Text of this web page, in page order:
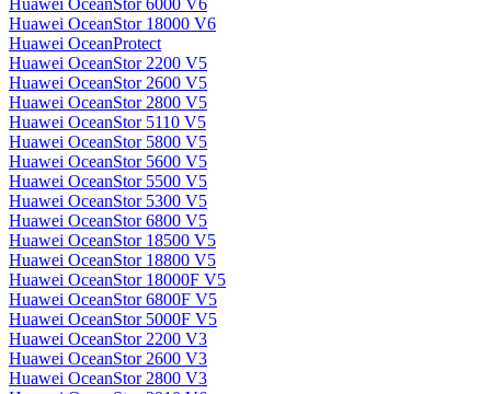
Huawei OceanStor 6000 V6
Huawei OceanStor 18000 V6
Huawei OceanProtect
Huawei OceanStor 2200 V5
Huawei OceanStor 2600 V5
Huawei OceanStor 2800 V5
Huawei OceanStor 5110 V5
Huawei OceanStor 5800 V5
Huawei OceanStor 5600 V5
Huawei OceanStor 5500 V5
Huawei OceanStor 5300 V5
Huawei OceanStor 6800 V5
Huawei OceanStor 18500 V5
Huawei OceanStor 18800 V5
Huawei OceanStor 18000F V5
Huawei OceanStor 6800F V5
Huawei OceanStor 5000F V5
Huawei OceanStor 2200 V3
Huawei OceanStor 2600 V3
Huawei OceanStor 2800 V3